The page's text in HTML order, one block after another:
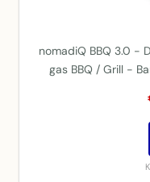
nomadiQ BBQ 3.0 -
gas BBQ / Grill -